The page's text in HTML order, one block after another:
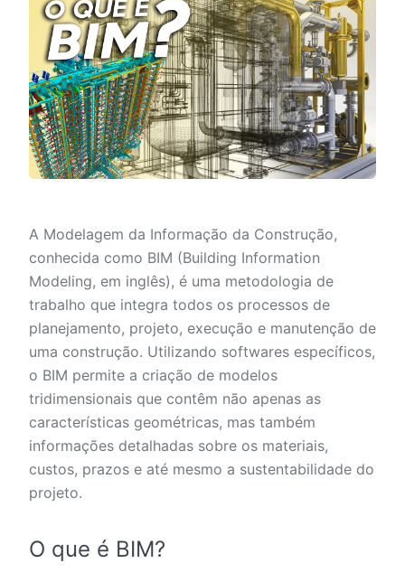
A Modelagem da Informação da Construção,
conhecida como BIM (Building Information
Modeling, em inglês), é uma metodologia de
trabalho que integra todos os processos de
planejamento, projeto, execução e manutenção de
uma construção. Utilizando softwares específicos,
o BIM permite a criação de modelos
tridimensionais que contêm não apenas as
características geométricas, mas também
informações detalhadas sobre os materiais,
custos, prazos e até mesmo a sustentabilidade do
projeto.
O que é BIM?